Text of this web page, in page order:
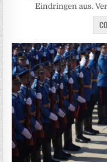
Eindringen aus.